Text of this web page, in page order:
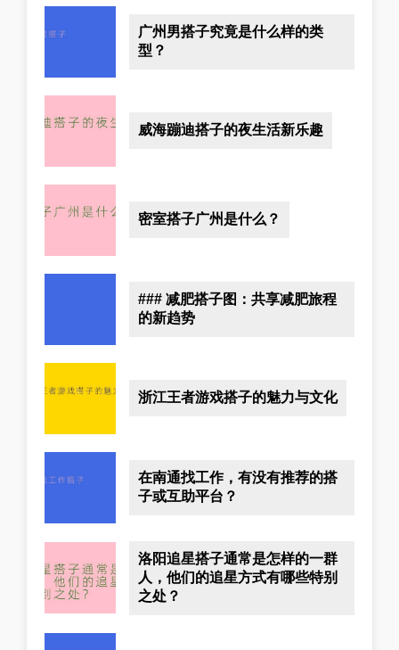
广州男搭子究竟是什么样的类
型？
威海蹦迪搭子的夜生活新乐趣
密室搭子广州是什么？
### 减肥搭子图：共享减肥旅程
的新趋势
浙江王者游戏搭子的魅力与文化
在南通找工作，有没有推荐的搭
子或互助平台？
洛阳追星搭子通常是怎样的一群
人，他们的追星方式有哪些特别
之处？